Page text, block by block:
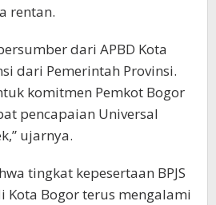
rentan.
dari APBD Kota
dari Pemerintah Provinsi.
komitmen Pemkot Bogor
pencapaian Universal
ujarnya.
tingkat kepesertaan BPJS
Kota Bogor terus mengalami